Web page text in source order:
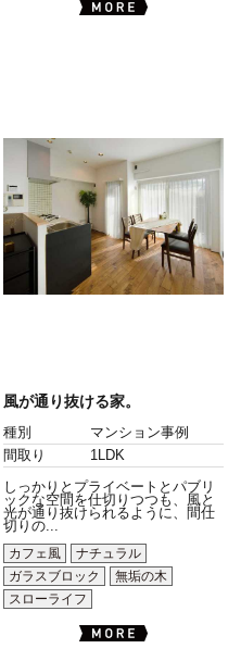
風が通り抜ける家。
種別
マンション事例
間取り
1LDK
しっかりとプライベートとパブリ
ックな空間を仕切りつつも、風と
光が通り抜けられるように、間仕
切りの...
カフェ風
ナチュラル
ガラスブロック
無垢の木
スローライフ